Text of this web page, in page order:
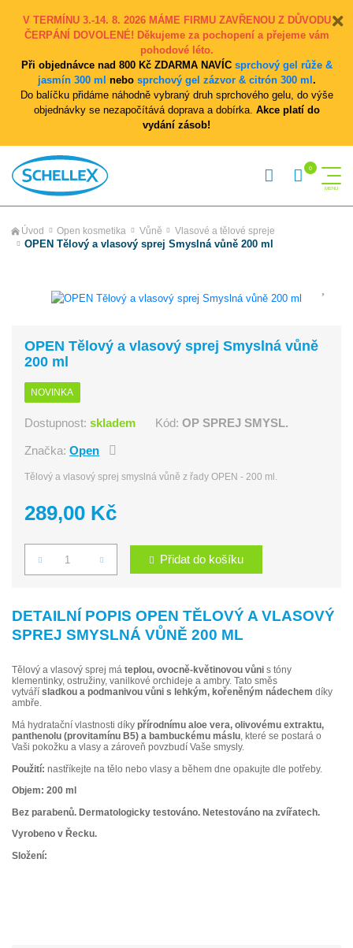
V TERMÍNU 3.-14. 8. 2026 MÁME FIRMU ZAVŘENOU Z DŮVODU
ČERPÁNÍ DOVOLENÉ! Děkujeme za pochopení a přejeme vám
pohodové léto.
Při objednávce nad 800 Kč ZDARMA NAVÍC sprchový gel růže &
jasmín 300 ml nebo sprchový gel zázvor & citrón 300 ml .
Do balíčku přidáme náhodně vybraný druh sprchového gelu, do výše
objednávky se nezapočítává doprava a dobírka. Akce platí do
vydání zásob!
Úvod Open kosmetika Vůně Vlasové a tělové spreje
OPEN Tělový a vlasový sprej Smyslná vůně 200 ml
OPEN Tělový a vlasový sprej Smyslná vůně
200 ml
NOVINKA
Dostupnost:skladem Kód: OP SPREJ SMYSL.
Značka:Open
Tělový a vlasový sprej smyslná vůně z řady OPEN - 200 ml.
289,00 Kč
Počet Přidat do košíku
DETAILNÍ POPIS OPEN TĚLOVÝ A VLASOVÝ
SPREJ SMYSLNÁ VŮNĚ 200 ML
Tělový a vlasový sprej má teplou, ovocně-květinovou vůni s tóny
klementinky, ostružiny, vanilkové orchideje a ambry. Tato směs
vytváří sladkou a podmanivou vůni s lehkým, kořeněným nádechem díky
ambře.
Má hydratační vlastnosti díky přírodnímu aloe vera, olivovému extraktu,
panthenolu (provitamínu B5) a bambuckému máslu, které se postará o
Vaši pokožku a vlasy a zároveň povzbudí Vaše smysly.
Použití: nastříkejte na tělo nebo vlasy a během dne opakujte dle potřeby.
Objem: 200 ml
Bez parabenů. Dermatologicky testováno. Netestováno na zvířatech.
Vyrobeno v Řecku.
Složení: